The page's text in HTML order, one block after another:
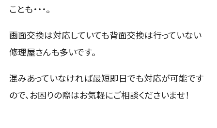
ことも・・・。
画面交換は対応していても背面交換は行っていない
修理屋さんも多いです。
混みあっていなければ最短即日でも対応が可能です
ので、お困りの際はお気軽にご相談くださいませ！